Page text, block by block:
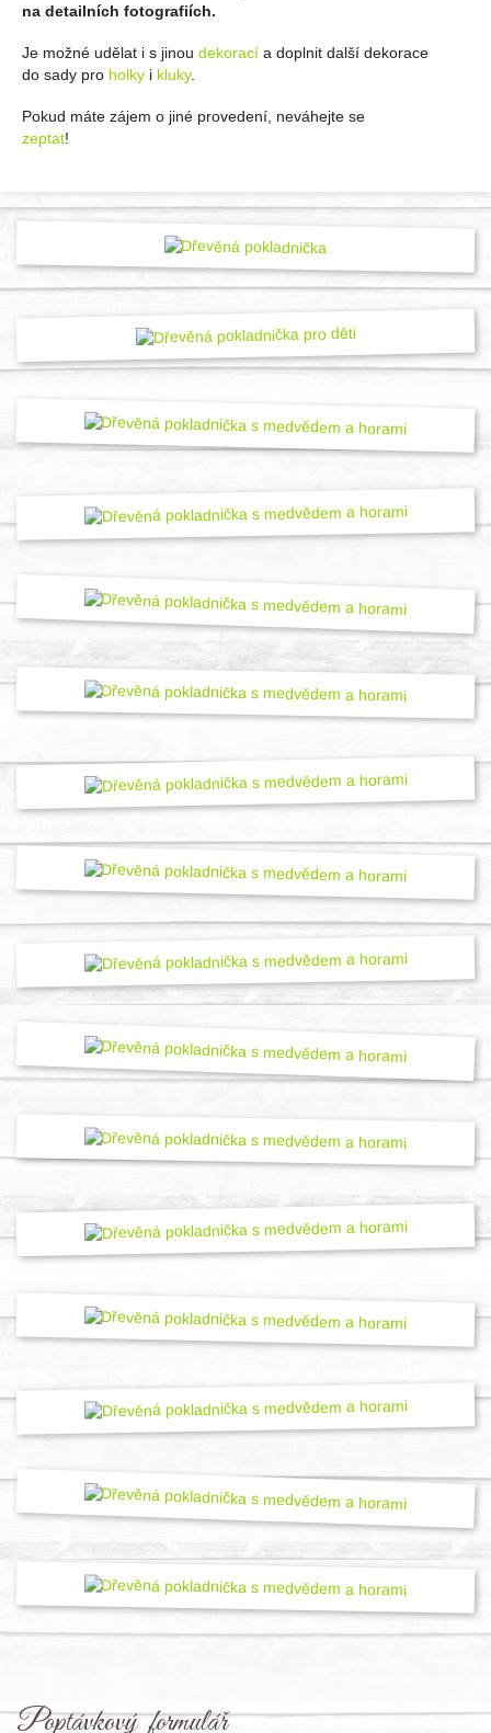
na detailních fotografiích.
Je možné udělat i s jinou dekorací a doplnit další dekorace
do sady pro holky i kluky.
Pokud máte zájem o jiné provedení, neváhejte se
zeptat!
Poptávkový formulář